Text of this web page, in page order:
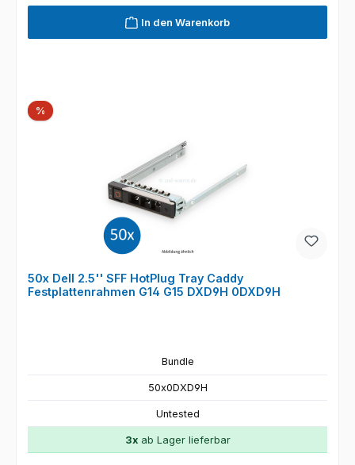
In den Warenkorb
%Rabatt
50x Dell 2.5'' SFF HotPlug Tray Caddy
Festplattenrahmen G14 G15 DXD9H 0DXD9H
Bundle
50x0DXD9H
Untested
3xab Lager lieferbar